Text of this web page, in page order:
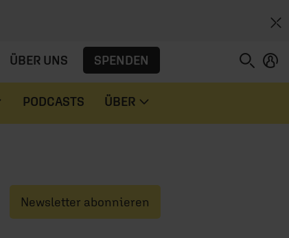
ÜBER UNS SPENDEN
PODCASTS ÜBER
Newsletter abonnieren